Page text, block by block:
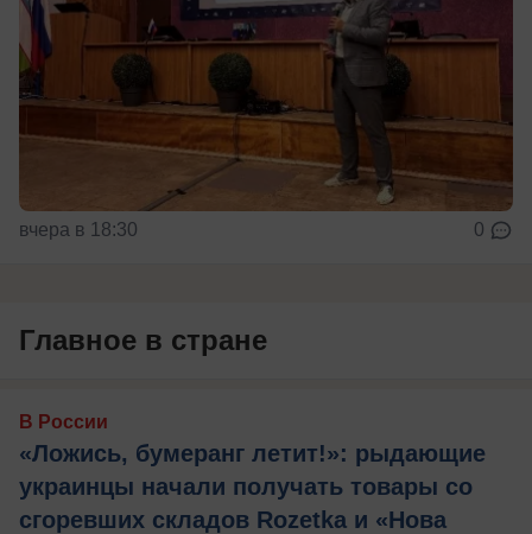
вчера в 18:30 0
Главное в стране
В России
«Ложись, бумеранг летит!»: рыдающие
украинцы начали получать товары со
сгоревших складов Rozetka и «Нова